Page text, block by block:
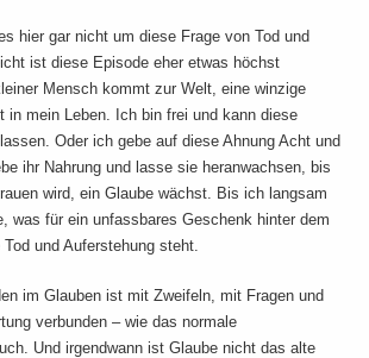
hier gar nicht um diese Frage von Tod und
ist diese Episode eher etwas höchst
Mensch kommt zur Welt, eine winzige
in mein Leben. Ich bin frei und kann diese
Oder ich gebe auf diese Ahnung Acht und
ihr Nahrung und lasse sie heranwachsen, bis
wird, ein Glaube wächst. Bis ich langsam
was für ein unfassbares Geschenk hinter dem
und Auferstehung steht.
im Glauben ist mit Zweifeln, mit Fragen und
verbunden – wie das normale
Und irgendwann ist Glaube nicht das alte